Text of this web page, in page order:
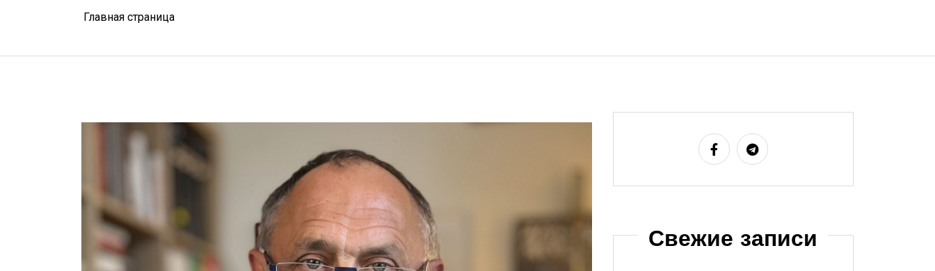
Главная страница
Свежие записи